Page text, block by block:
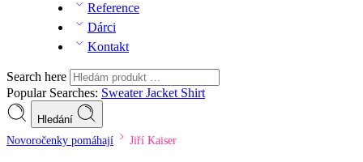
Reference
Dárci
Kontakt
Search here
Popular Searches: SweaterJacket Shirt
Hledání
Novoročenky pomáhají Jiří Kaiser